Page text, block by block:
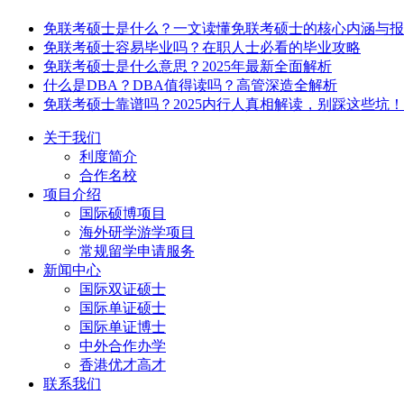
免联考硕士是什么？一文读懂免联考硕士的核心内涵与
免联考硕士容易毕业吗？在职人士必看的毕业攻略
免联考硕士是什么意思？2025年最新全面解析
什么是DBA？DBA值得读吗？高管深造全解析
免联考硕士靠谱吗？2025内行人真相解读，别踩这些坑！
关于我们
利度简介
合作名校
项目介绍
国际硕博项目
海外研学游学项目
常规留学申请服务
新闻中心
国际双证硕士
国际单证硕士
国际单证博士
中外合作办学
香港优才高才
联系我们